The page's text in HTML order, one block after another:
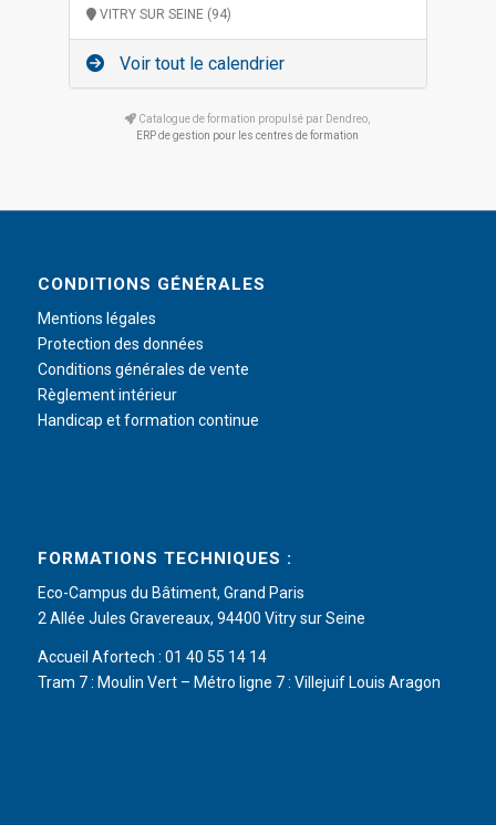
VITRY SUR SEINE (94)
Voir tout le calendrier
Catalogue de formation propulsé par Dendreo,
ERP de gestion pour les centres de formation
CONDITIONS GÉNÉRALES
Mentions légales
Protection des données
Conditions générales de vente
Règlement intérieur
Handicap et formation continue
FORMATIONS TECHNIQUES :
Eco-Campus du Bâtiment, Grand Paris
2 Allée Jules Gravereaux, 94400 Vitry sur Seine
Accueil Afortech : 01 40 55 14 14
Tram 7 : Moulin Vert – Métro ligne 7 : Villejuif Louis Aragon